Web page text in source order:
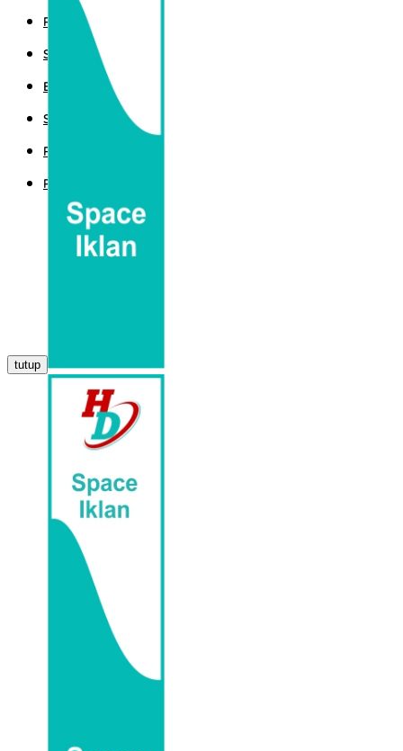
POLITIK
SPORT
EKBIS
SAINTEK
PEMERINTAHAN
PARLEMEN
tutup